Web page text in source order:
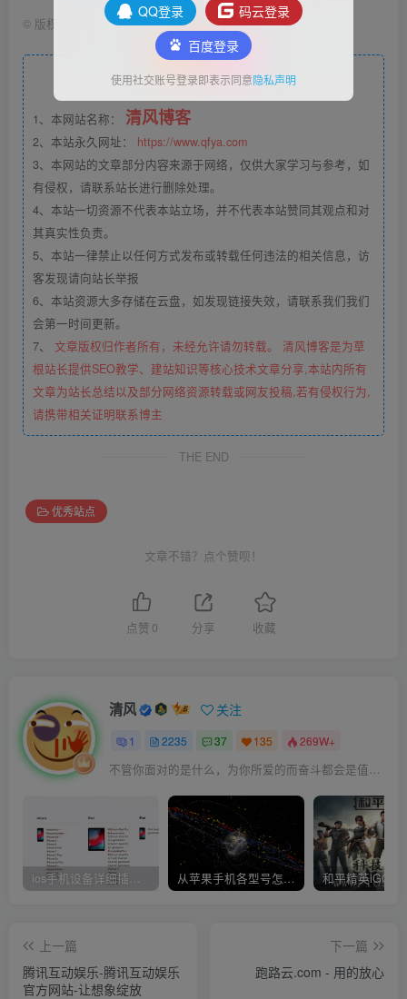
© 版权声明
文章版权声
明
1、本网站名称： 清风博客
2、本站永久网址： https://www.qfya.com
3、本网站的文章部分内容来源于网络，仅供大家学习与参考，如
有侵权，请联系站长进行删除处理。
4、本站一切资源不代表本站立场，并不代表本站赞同其观点和对
其真实性负责。
5、本站一律禁止以任何方式发布或转载任何违法的相关信息，访
客发现请向站长举报
6、本站资源大多存储在云盘，如发现链接失效，请联系我们我们
会第一时间更新。
7、 文章版权归作者所有，未经允许请勿转载。 清风博客是为草
根站长提供SEO教学、建站知识等核心技术文章分享,本站内所有
文章为站长总结以及部分网络资源转载或网友投稿,若有侵权行为,
请携带相关证明联系博主
THE END
优秀站点
文章不错？点个赞呗！
点赞 0 分享 收藏
清风 关注
1 2235 37 135 269W+
从苹果手机各型号怎么越狱到怎么开科技完整教程
上一篇
腾讯互动娱乐-腾讯互动娱乐
官方网站-让想象绽放
下一篇
跑路云.com - 用的放心
QQ登录
码云登录
百度登录
使用社交账号登录即表示同意隐私声明